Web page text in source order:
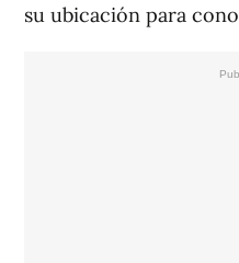
su ubicación para